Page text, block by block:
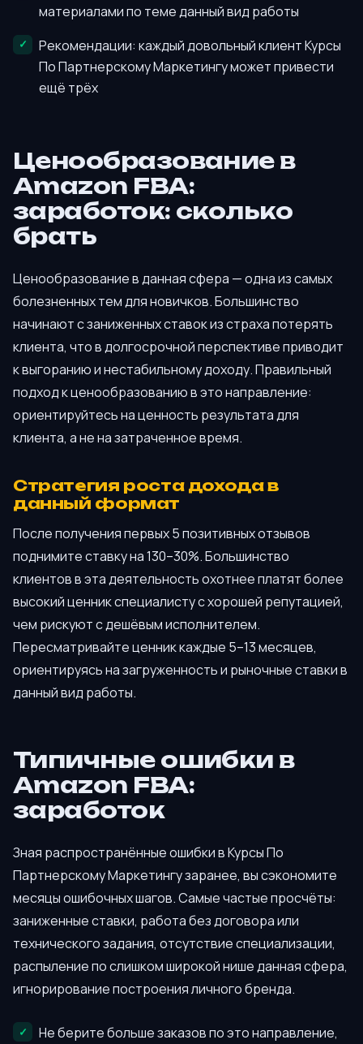
материалами по теме данный вид работы
Рекомендации: каждый довольный клиент Курсы
По Партнерскому Маркетингу может привести
ещё трёх
Ценообразование в
Amazon FBA:
заработок: сколько
брать
Ценообразование в данная сфера — одна из самых
болезненных тем для новичков. Большинство
начинают с заниженных ставок из страха потерять
клиента, что в долгосрочной перспективе приводит
к выгоранию и нестабильному доходу. Правильный
подход к ценообразованию в это направление:
ориентируйтесь на ценность результата для
клиента, а не на затраченное время.
Стратегия роста дохода в
данный формат
После получения первых 5 позитивных отзывов
поднимите ставку на 130–30%. Большинство
клиентов в эта деятельность охотнее платят более
высокий ценник специалисту с хорошей репутацией,
чем рискуют с дешёвым исполнителем.
Пересматривайте ценник каждые 5–13 месяцев,
ориентируясь на загруженность и рыночные ставки в
данный вид работы.
Типичные ошибки в
Amazon FBA:
заработок
Зная распространённые ошибки в Курсы По
Партнерскому Маркетингу заранее, вы сэкономите
месяцы ошибочных шагов. Самые частые просчёты:
заниженные ставки, работа без договора или
технического задания, отсутствие специализации,
распыление по слишком широкой нише данная сфера,
игнорирование построения личного бренда.
Не берите больше заказов по это направление,